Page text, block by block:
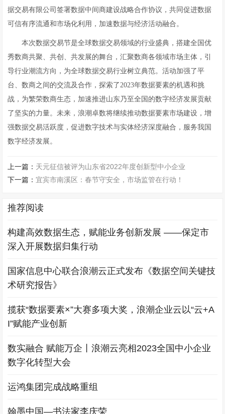
据交易有限公司签署数据中间商建设战略合作协议，共同促进数据
可信有序流通和市场化利用，加速数据与经济活动融合。
本次数据交易节是全球数据交易领域的行业盛典，搭建全国优
秀数商共聚、共创、共发展的舞台，汇聚数商各领域市场主体，引
导行业潮流方向，为全球数据交易行业树立典范。活动加强了平
台、数商之间的交流及合作，探索了2023年数据要素的机遇和挑
战，为繁荣数商生态，加速推进山东乃至全国的数字经济发展贡献
了坚实的力量。未来，浪潮卓数将继续推动数据要素市场建设，增
强数据交易活跃度，促进数字技术与实体经济深度融合，服务我国
数字经济发展。
上一篇： 天元征信被评为山东省2022年度创新型中小企业
下一篇：宜宾市南溪区：春节守安全，市场监管在行动！
推荐阅读
构建高效数据生态，赋能业务创新发展 ——保定市
深入开展数据归集行动
国家信息中心联合浪潮云正式发布《数据空间关键技
术研究报告》
揽获“数据要素×”大赛多项大奖，浪潮企业云以“云+A
I”赋能产业创新
数实融合 赋能万企丨浪潮云亮相2023全国中小企业
数字化转型大会
运鸿集团完成战略重组
翰墨中国—书法家李庆荣